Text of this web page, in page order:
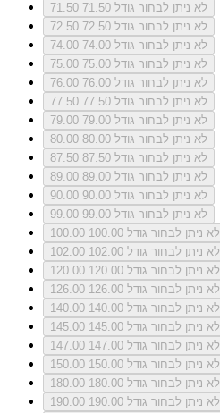
71.50
לא ניתן לבחור גודל 71.50
72.50
לא ניתן לבחור גודל 72.50
74.00
לא ניתן לבחור גודל 74.00
75.00
לא ניתן לבחור גודל 75.00
76.00
לא ניתן לבחור גודל 76.00
77.50
לא ניתן לבחור גודל 77.50
79.00
לא ניתן לבחור גודל 79.00
80.00
לא ניתן לבחור גודל 80.00
87.50
לא ניתן לבחור גודל 87.50
89.00
לא ניתן לבחור גודל 89.00
90.00
לא ניתן לבחור גודל 90.00
99.00
לא ניתן לבחור גודל 99.00
100.00
לא ניתן לבחור גודל 100.00
102.00
לא ניתן לבחור גודל 102.00
120.00
לא ניתן לבחור גודל 120.00
126.00
לא ניתן לבחור גודל 126.00
140.00
לא ניתן לבחור גודל 140.00
145.00
לא ניתן לבחור גודל 145.00
147.00
לא ניתן לבחור גודל 147.00
150.00
לא ניתן לבחור גודל 150.00
180.00
לא ניתן לבחור גודל 180.00
190.00
לא ניתן לבחור גודל 190.00